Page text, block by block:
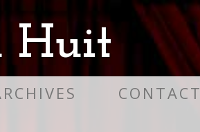
Huit
CONTACT